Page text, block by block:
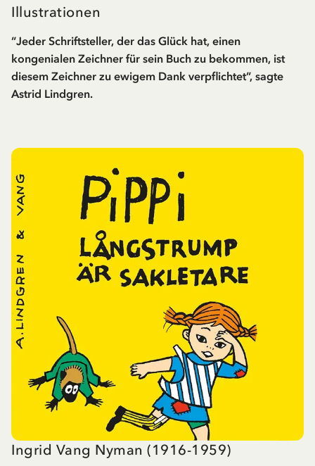
Illustrationen
”Jeder Schriftsteller, der das Glück hat, einen
kongenialen Zeichner für sein Buch zu bekommen, ist
diesem Zeichner zu ewigem Dank verpflichtet”, sagte
Astrid Lindgren.
Ingrid Vang Nyman (1916-1959)